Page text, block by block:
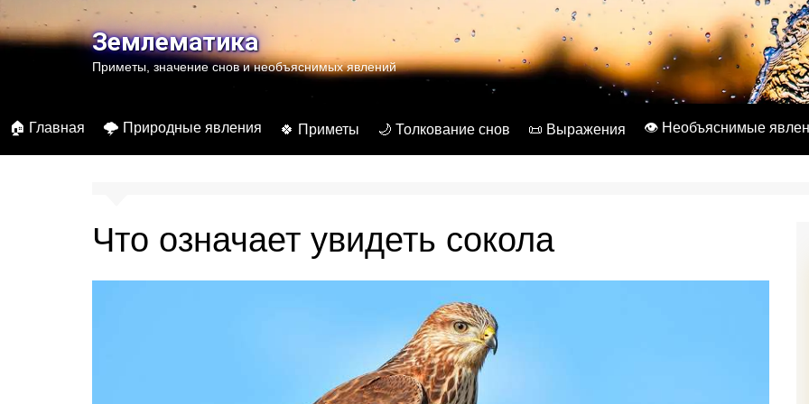
к
содержимомуЗемлематика
Приметы, значение снов и необъяснимых явлений
🏠 Главная 🌩️ Природные явления 🍀 Приметы 🌙 Толкование снов 📜 Выражения 👁️ Необъяснимые
Что означает увидеть сокола